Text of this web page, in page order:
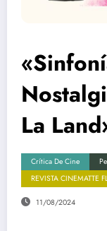
La
Crítica De Cine
REVISTA CINEMATTE
11/08/2024